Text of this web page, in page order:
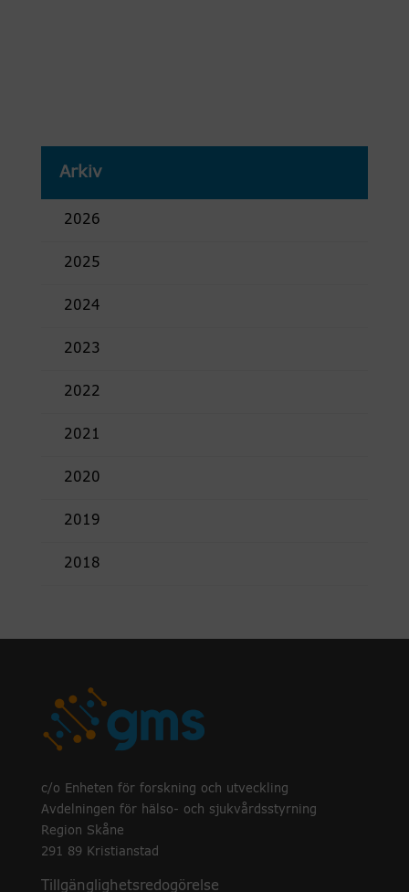
Arkiv
2026
2025
2024
2023
2022
2021
2020
2019
2018
c/o Enheten för forskning och utveckling
Avdelningen för hälso- och sjukvårdsstyrning
Region Skåne
291 89 Kristianstad
Tillgänglighetsredogörelse